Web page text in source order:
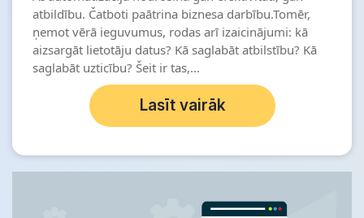
atbildību. Čatboti paātrina biznesa darbību.Tomēr,
ņemot vērā ieguvumus, rodas arī izaicinājumi: kā
aizsargāt lietotāju datus? Kā saglabāt atbilstību? Kā
saglabāt uzticību? Šeit ir tas,...
Lasīt vairāk